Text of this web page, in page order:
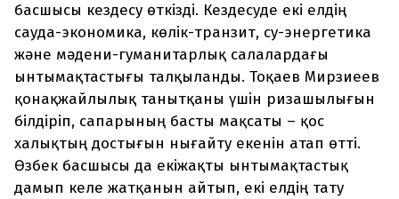
басшысы кездесу өткізді. Кездесуде екі елдің
сауда-экономика, көлік-транзит, су-энергетика
және мәдени-гуманитарлық салалардағы
ынтымақтастығы талқыланды. Тоқаев Мирзиеев
қонақжайлылық танытқаны үшін ризашылығын
білдіріп, сапарының басты мақсаты – қос
халықтың достығын нығайту екенін атап өтті.
Өзбек басшысы да екіжақты ынтымақтастық
дамып келе жатқанын айтып, екі елдің тату